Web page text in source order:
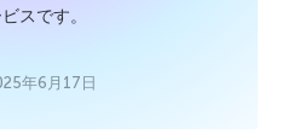
スです。
年6月17日